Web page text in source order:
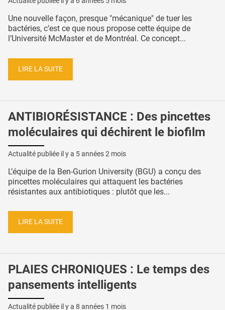
Une nouvelle façon, presque "mécanique" de tuer les
bactéries, c’est ce que nous propose cette équipe de
l’Université McMaster et de Montréal. Ce concept...
LIRE LA SUITE
ANTIBIORÉSISTANCE : Des pincettes
moléculaires qui déchirent le biofilm
Actualité publiée il y a 5 années 2 mois
L’équipe de la Ben-Gurion University (BGU) a conçu des
pincettes moléculaires qui attaquent les bactéries
résistantes aux antibiotiques : plutôt que les...
LIRE LA SUITE
PLAIES CHRONIQUES : Le temps des
pansements intelligents
Actualité publiée il y a 8 années 1 mois